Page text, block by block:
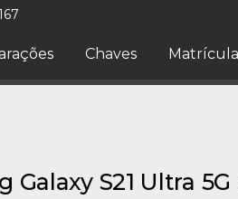
Chaves
Galaxy S21 Ultra